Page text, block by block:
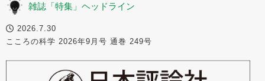
雑誌「特集」ヘッドライン
2026.7.30
こころの科学 2026年9月号 通巻 249号